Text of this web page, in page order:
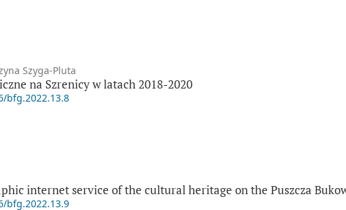
Szyga-Pluta
na Szrenicy w latach 2018-2020
bfg.2022.13.8
internet service of the cultural heritage on the Puszcza
bfg.2022.13.9